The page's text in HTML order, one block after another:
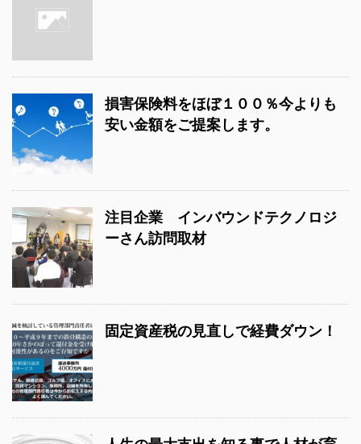
損害保険料をほぼ１００％今よりも
安い金額をご提案します。
注目企業 インバウンドテクノロジ
ーさん訪問取材
固定資産税の見直しで経費ダウン！